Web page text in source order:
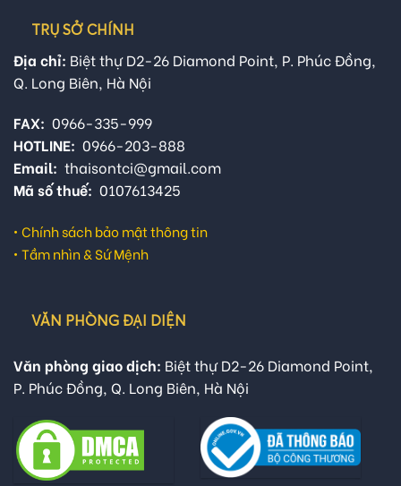
TRỤ SỞ CHÍNH
Địa chỉ: Biệt thự D2-26 Diamond Point, P. Phúc Đồng,
Q. Long Biên, Hà Nội
FAX: 0966-335-999
HOTLINE: 0966-203-888
Email: thaisontci@gmail.com
Mã số thuế: 0107613425
• Chính sách bảo mật thông tin
• Tầm nhìn & Sứ Mệnh
VĂN PHÒNG ĐẠI DIỆN
Văn phòng giao dịch: Biệt thự D2-26 Diamond Point,
P. Phúc Đồng, Q. Long Biên, Hà Nội